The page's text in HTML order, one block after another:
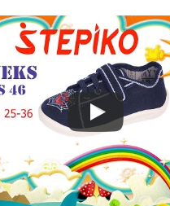
Raweks Kaja 03/22
380грн.